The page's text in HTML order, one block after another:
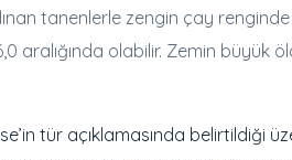
tanenlerle zengin çay renginde
aralığında olabilir. Zemin büyük
tür açıklamasında belirtildiği